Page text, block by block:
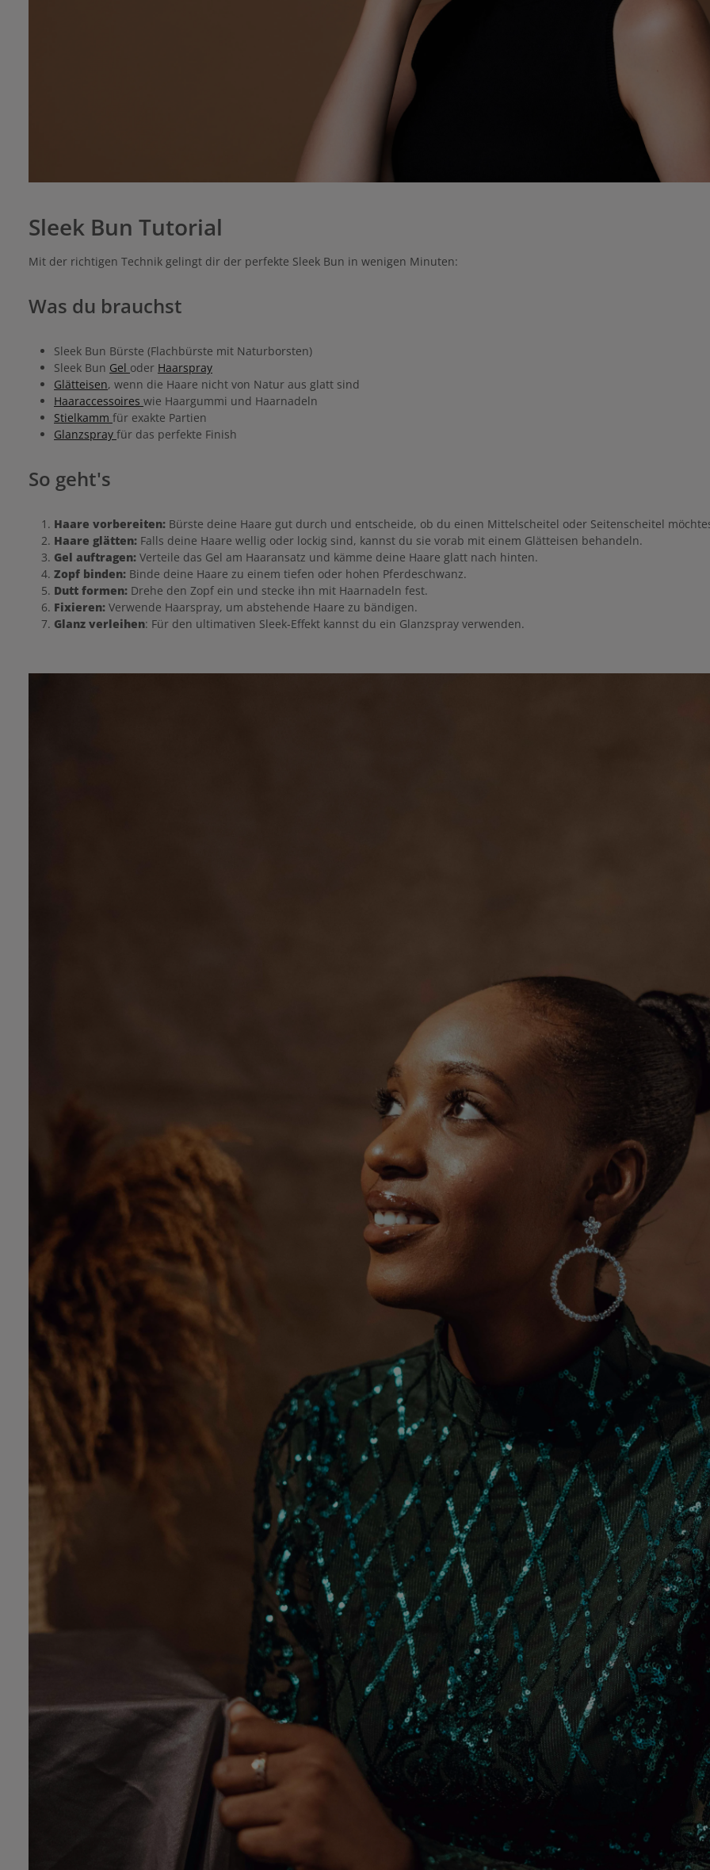
Sleek Bun Tutorial
Mit der richtigen Technik gelingt dir der perfekte Sleek Bun in wenigen Minuten:
Was du brauchst
Sleek Bun Bürste (Flachbürste mit Naturborsten)
Sleek Bun Gel oder Haarspray
Glätteisen, wenn die Haare nicht von Natur aus glatt sind
Haaraccessoires wie Haargummi und Haarnadeln
Stielkamm für exakte Partien
Glanzspray für das perfekte Finish
So geht's
Haare vorbereiten: Bürste deine Haare gut durch und entscheide, ob du einen Mittelscheitel oder Seitenscheitel
Haare glätten: Falls deine Haare wellig oder lockig sind, kannst du sie vorab mit einem Glätteisen behandeln.
Gel auftragen: Verteile das Gel am Haaransatz und kämme deine Haare glatt nach hinten.
Zopf binden: Binde deine Haare zu einem tiefen oder hohen Pferdeschwanz.
Dutt formen: Drehe den Zopf ein und stecke ihn mit Haarnadeln fest.
Fixieren: Verwende Haarspray, um abstehende Haare zu bändigen.
Glanz verleihen: Für den ultimativen Sleek-Effekt kannst du ein Glanzspray verwenden.